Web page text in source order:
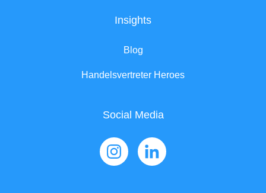
Insights
Blog
Handelsvertreter Heroes
Social Media